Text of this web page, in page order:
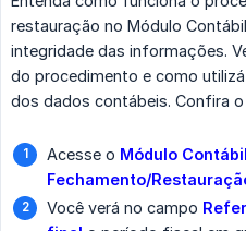
restauração no Módulo
integridade das informações.
do procedimento e como
dos dados contábeis. Confira o
Acesse o Módulo
Fechamento/
Você verá no campo